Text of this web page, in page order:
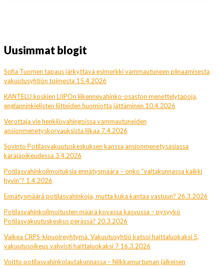
Uusimmat blogit
Sofia Tuomen tapaus järkyttävä esimerkki vammautuneen piinaamisesta
vakuutusyhtiön toimesta 15.4.2026
KANTELU koskien LIIPOn liikennevahinko-osaston menettelytapoja,
englanninkielisten liitteiden huomiotta jättäminen 10.4.2026
Verottaja vie henkilövahingoissa vammautuneiden
ansionmenetyskorvauksista liikaa 7.4.2026
Sovinto Potilasvakuutuskeskuksen kanssa ansionmenetysasiassa
käräjäoikeudessa 3.4.2026
Potilasvahinkoilmoituksia ennätysmäärä – onko ”valtakunnassa kaikki
hyvin”? 1.4.2026
Ennätysmäärä potilasvahinkoja, mutta kuka kantaa vastuun? 26.3.2026
Potilasvahinkoilmoitusten määrä kovassa kasvussa – pysyykö
Potilasvakuutuskeskus perässä? 20.3.2026
Vaikea CRPS-kipuoireyhtymä. Vakuutusyhtiö katsoi haittaluokaksi 5,
vakuutusoikeus vahvisti haittaluokaksi 7 16.3.2026
Voitto potilasvahinkolautakunnassa – Nilkkamurtuman jälkeisen